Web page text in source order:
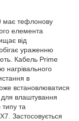
має тефлонову
елемента
від
ураженню
Кабель Prime
нагрівального
в
встановлюватися
для влаштування
типу та
Застосовується